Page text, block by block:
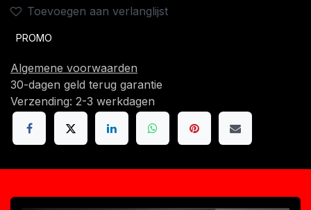
Toevoegen aan verlanglijst
PROMO
Algemene voorwaarden
30-dagen geld terug garantie
Verzending: 2-3 werkdagen